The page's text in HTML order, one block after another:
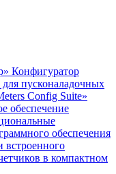
Конфигуратор
пусконаладочных
Config Suite»
обеспечение
обеспечения
встроенного
в компактном